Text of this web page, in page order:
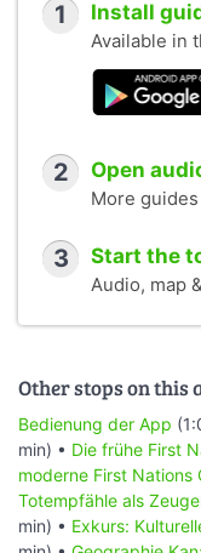
1 Install
Available in
2 Open
More
3 Start the
Audio, map
Other stops on this
Bedienung der App
min) • Die frühe First
moderne First Nations
Totempfähle als
min) • Exkurs: